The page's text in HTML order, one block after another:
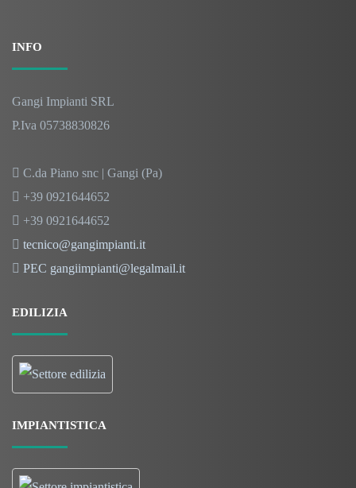
INFO
Gangi Impianti SRL
P.Iva 05738830826
C.da Piano snc | Gangi (Pa)
+39 0921644652
+39 0921644652
tecnico@gangimpianti.it
PEC gangiimpianti@legalmail.it
EDILIZIA
IMPIANTISTICA